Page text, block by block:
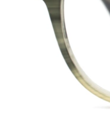
41 mm
Glashoogte